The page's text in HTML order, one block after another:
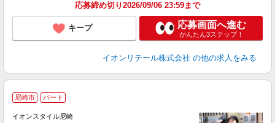
応募締め切り2026/09/06 23:59まで
キープ 応募画面へ進む
かんたん3ステップ！
イオンリテール株式会社 の他の求人をみる
尼崎市 パート
イオンスタイル尼崎